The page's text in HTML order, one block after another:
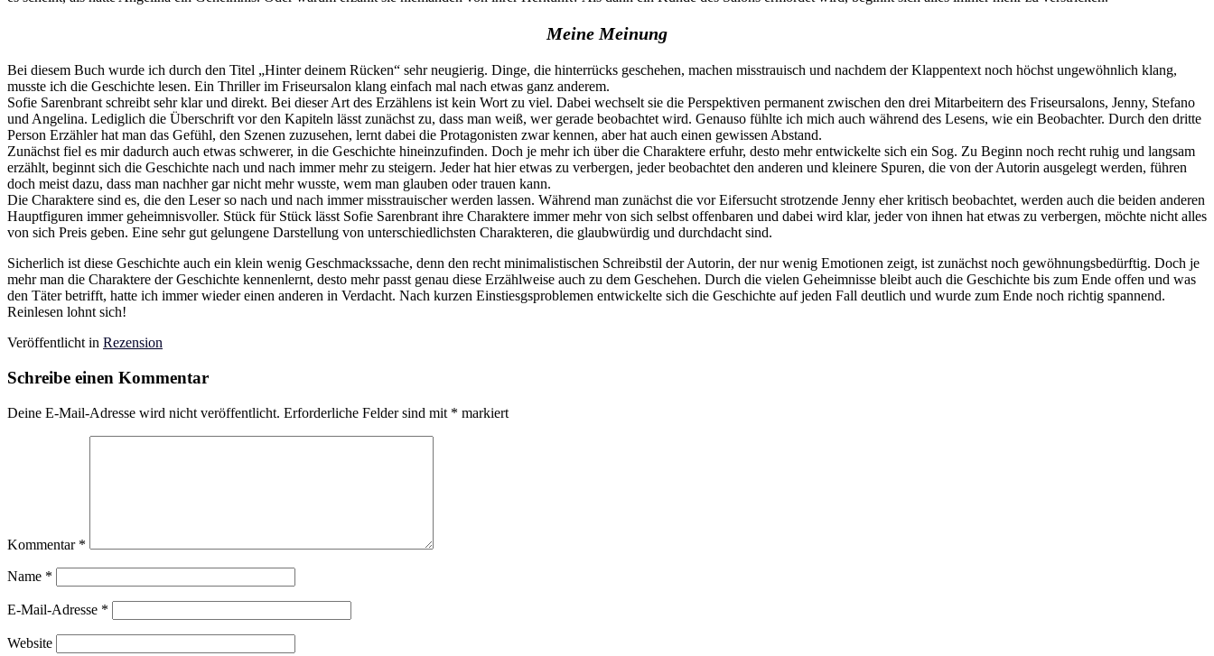
Meine Meinung
Bei diesem Buch wurde ich durch den Titel „Hinter deinem Rücken“ sehr neugierig. Dinge, die hinterrücks geschehen, machen misstrauisch und nachdem der Klappentext noch höchst ungewöhnlich klang,
musste ich die Geschichte lesen. Ein Thriller im Friseursalon klang einfach mal nach etwas ganz anderem.
Sofie Sarenbrant schreibt sehr klar und direkt. Bei dieser Art des Erzählens ist kein Wort zu viel. Dabei wechselt sie die Perspektiven permanent zwischen den drei Mitarbeitern des Friseursalons, Jenny, Stefano
und Angelina. Lediglich die Überschrift vor den Kapiteln lässt zunächst zu, dass man weiß, wer gerade beobachtet wird. Genauso fühlte ich mich auch während des Lesens, wie ein Beobachter. Durch den dritte
Person Erzähler hat man das Gefühl, den Szenen zuzusehen, lernt dabei die Protagonisten zwar kennen, aber hat auch einen gewissen Abstand.
Zunächst fiel es mir dadurch auch etwas schwerer, in die Geschichte hineinzufinden. Doch je mehr ich über die Charaktere erfuhr, desto mehr entwickelte sich ein Sog. Zu Beginn noch recht ruhig und langsam
erzählt, beginnt sich die Geschichte nach und nach immer mehr zu steigern. Jeder hat hier etwas zu verbergen, jeder beobachtet den anderen und kleinere Spuren, die von der Autorin ausgelegt werden, führen
doch meist dazu, dass man nachher gar nicht mehr wusste, wem man glauben oder trauen kann.
Die Charaktere sind es, die den Leser so nach und nach immer misstrauischer werden lassen. Während man zunächst die vor Eifersucht strotzende Jenny eher kritisch beobachtet, werden auch die beiden anderen
Hauptfiguren immer geheimnisvoller. Stück für Stück lässt Sofie Sarenbrant ihre Charaktere immer mehr von sich selbst offenbaren und dabei wird klar, jeder von ihnen hat etwas zu verbergen, möchte nicht alles
von sich Preis geben. Eine sehr gut gelungene Darstellung von unterschiedlichsten Charakteren, die glaubwürdig und durchdacht sind.
Sicherlich ist diese Geschichte auch ein klein wenig Geschmackssache, denn den recht minimalistischen Schreibstil der Autorin, der nur wenig Emotionen zeigt, ist zunächst noch gewöhnungsbedürftig. Doch je
mehr man die Charaktere der Geschichte kennenlernt, desto mehr passt genau diese Erzählweise auch zu dem Geschehen. Durch die vielen Geheimnisse bleibt auch die Geschichte bis zum Ende offen und was
den Täter betrifft, hatte ich immer wieder einen anderen in Verdacht. Nach kurzen Einstiesgsproblemen entwickelte sich die Geschichte auf jeden Fall deutlich und wurde zum Ende noch richtig spannend.
Reinlesen lohnt sich!
Veröffentlicht in Rezension
Schreibe einen Kommentar
Deine E-Mail-Adresse wird nicht veröffentlicht. Erforderliche Felder sind mit * markiert
Kommentar *
Name *
E-Mail-Adresse *
Website